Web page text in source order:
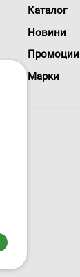
Каталог
Новини
Промоции
Марки